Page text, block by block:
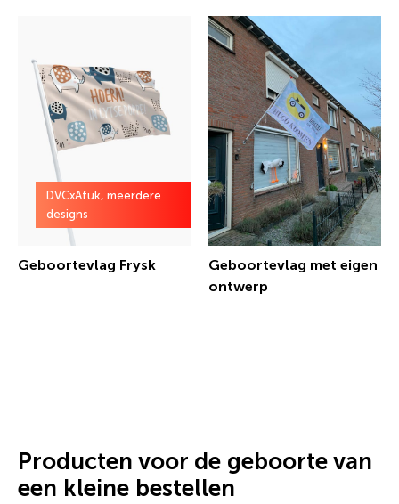
DVCxAfuk, meerdere
designs
Geboortevlag Frysk
Geboortevlag met eigen
ontwerp
Producten voor de geboorte van
een kleine bestellen